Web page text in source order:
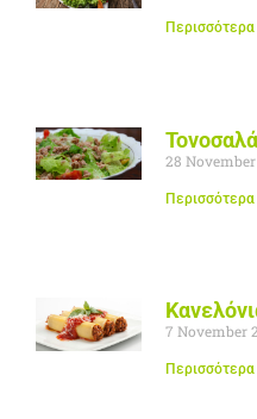
Περισσότερα
28
Περισσότερα
7 November
Περισσότερα